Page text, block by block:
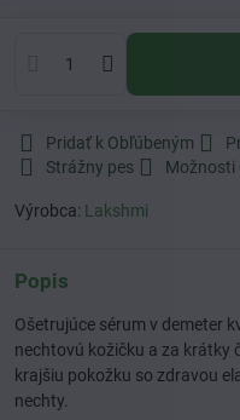
Pridať k Obľúbeným
Strážny pes
Možnosti
Výrobca: Lakshmi
Popis
Ošetrujúce sérum v demeter
nechtovú kožičku a za krátky
krajšiu pokožku so zdravou
nechty.